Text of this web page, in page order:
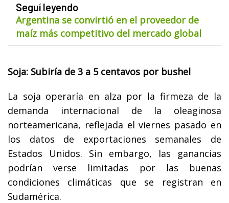
Seguí leyendo
Argentina se convirtió en el proveedor de
maíz más competitivo del mercado global
Soja: Subiría de 3 a 5 centavos por bushel
La soja operaría en alza por la firmeza de la
demanda internacional de la oleaginosa
norteamericana, reflejada el viernes pasado en
los datos de exportaciones semanales de
Estados Unidos. Sin embargo, las ganancias
podrían verse limitadas por las buenas
condiciones climáticas que se registran en
Sudamérica.